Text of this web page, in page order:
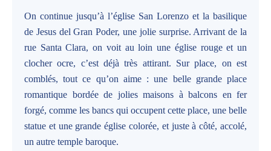
On continue jusqu’à l’église San Lorenzo et la basilique
de Jesus del Gran Poder, une jolie surprise. Arrivant de la
rue Santa Clara, on voit au loin une église rouge et un
clocher ocre, c’est déjà très attirant. Sur place, on est
comblés, tout ce qu’on aime : une belle grande place
romantique bordée de jolies maisons à balcons en fer
forgé, comme les bancs qui occupent cette place, une belle
statue et une grande église colorée, et juste à côté, accolé,
un autre temple baroque.